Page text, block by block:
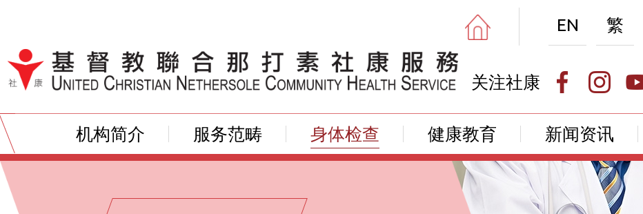
跳到内容（按输入键）
EN 繁
关注社康
机构简介 服务范畴 身体检查 健康教育 新闻资讯